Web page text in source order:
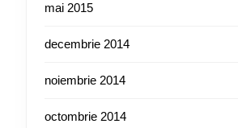
mai 2015
decembrie 2014
noiembrie 2014
octombrie 2014